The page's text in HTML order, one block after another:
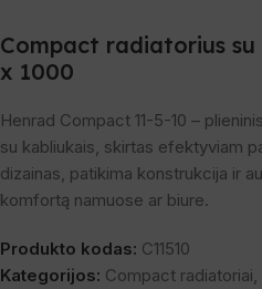
Compact radiatorius
x 1000
Henrad Compact 11-5-10 –
su kabliukais, skirtas efektyviam
dizainas, patikima konstrukcija ir
komfortą namuose ar biure.
Produkto kodas: C11510
Kategorijos: Compact radiatoriai